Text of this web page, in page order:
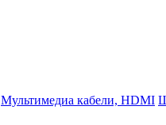
Мультимедиа кабели, HDMI